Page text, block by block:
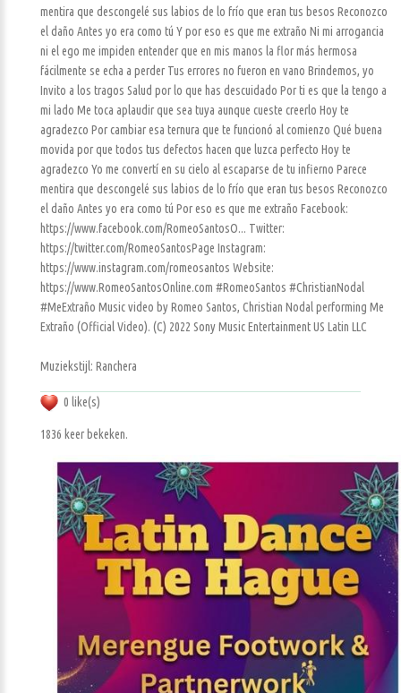
mentira que descongelé sus labios de lo frío que eran tus besos Reconozco
el daño Antes yo era como tú Y por eso es que me extraño Ni mi arrogancia
ni el ego me impiden entender que en mis manos la flor más hermosa
fácilmente se echa a perder Tus errores no fueron en vano Brindemos, yo
Invito a los tragos Salud por lo que has descuidado Por ti es que la tengo a
mi lado Me toca aplaudir que sea tuya aunque cueste creerlo Hoy te
agradezco Por cambiar esa ternura que te funcionó al comienzo Qué buena
movida por que todos tus defectos hacen que luzca perfecto Hoy te
agradezco Yo me convertí en su cielo al escaparse de tu infierno Parece
mentira que descongelé sus labios de lo frío que eran tus besos Reconozco
el daño Antes yo era como tú Por eso es que me extraño Facebook:
https://www.facebook.com/RomeoSantosO... Twitter:
https://twitter.com/RomeoSantosPage Instagram:
https://www.instagram.com/romeosantos Website:
https://www.RomeoSantosOnline.com #RomeoSantos #ChristianNodal
#MeExtraño Music video by Romeo Santos, Christian Nodal performing Me
Extraño (Official Video). (C) 2022 Sony Music Entertainment US Latin LLC
Muziekstijl: Ranchera
0 like(s)
1836 keer bekeken.